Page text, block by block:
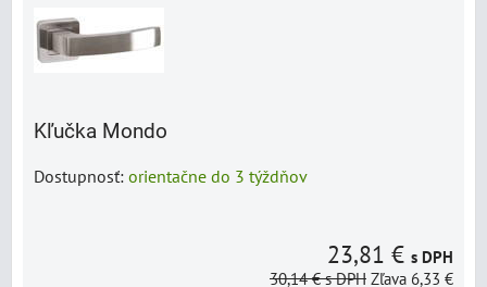
Kľučka Mondo
Dostupnosť: orientačne do 3 týždňov
23,81 € s DPH
30,14 €s DPH Zľava 6,33 €